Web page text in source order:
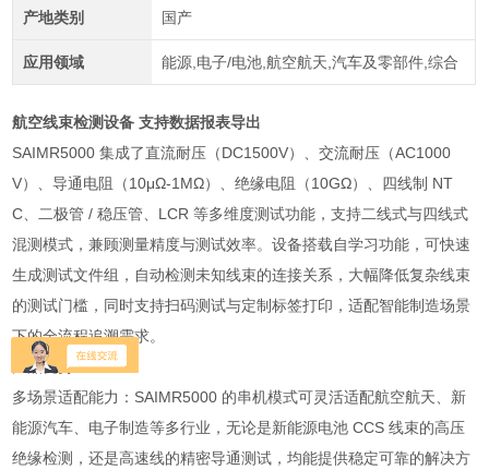
产地类别 国产
应用领域 能源,电子/电池,航空航天,汽车及零部件,综合
航空线束检测设备 支持数据报表导出
SAIMR5000 集成了直流耐压（DC1500V）、交流耐压（AC1000
V）、导通电阻（10μΩ-1MΩ）、绝缘电阻（10GΩ）、四线制 NT
C、二极管 / 稳压管、LCR 等多维度测试功能，支持二线式与四线式
混测模式，兼顾测量精度与测试效率。设备搭载自学习功能，可快速
生成测试文件组，自动检测未知线束的连接关系，大幅降低复杂线束
的测试门槛，同时支持扫码测试与定制标签打印，适配智能制造场景
下的全流程追溯需求。
产品优势
多场景适配能力：SAIMR5000 的串机模式可灵活适配航空航天、新
能源汽车、电子制造等多行业，无论是新能源电池 CCS 线束的高压
绝缘检测，还是高速线的精密导通测试，均能提供稳定可靠的解决方